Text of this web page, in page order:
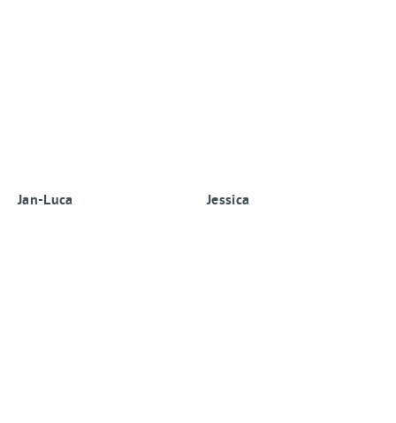
Jan-Luca Jessica